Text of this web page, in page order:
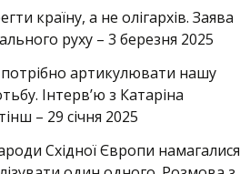
країну, а не олігархів. Заява
руху – 3 березня 2025
артикулювати нашу
Інтерв’ю з Катаріна
– 29 січня 2025
Східної Європи намагалися